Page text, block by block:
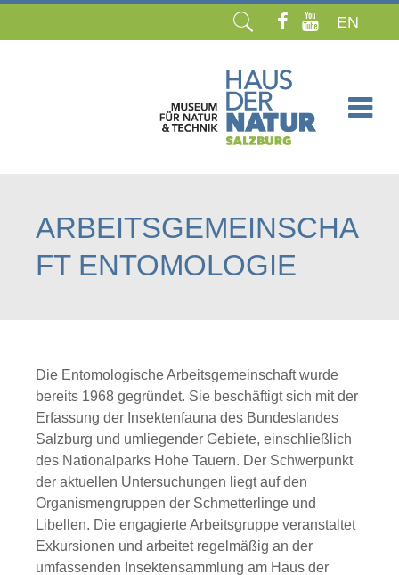
EN
ARBEITSGEMEINSCHA
FT ENTOMOLOGIE
Die Entomologische Arbeitsgemeinschaft wurde
bereits 1968 gegründet. Sie beschäftigt sich mit der
Erfassung der Insektenfauna des Bundeslandes
Salzburg und umliegender Gebiete, einschließlich
des Nationalparks Hohe Tauern. Der Schwerpunkt
der aktuellen Untersuchungen liegt auf den
Organismengruppen der Schmetterlinge und
Libellen. Die engagierte Arbeitsgruppe veranstaltet
Exkursionen und arbeitet regelmäßig an der
umfassenden Insektensammlung am Haus der